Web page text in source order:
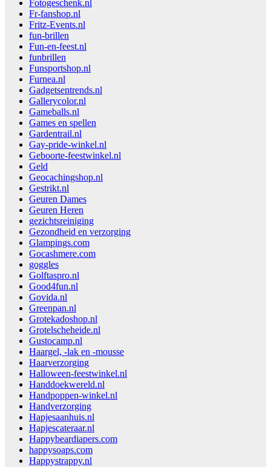
Fotogeschenk.nl
Fr-fanshop.nl
Fritz-Events.nl
fun-brillen
Fun-en-feest.nl
funbrillen
Funsportshop.nl
Furnea.nl
Gadgetsentrends.nl
Gallerycolor.nl
Gameballs.nl
Games en spellen
Gardentrail.nl
Gay-pride-winkel.nl
Geboorte-feestwinkel.nl
Geld
Geocachingshop.nl
Gestrikt.nl
Geuren Dames
Geuren Heren
gezichtsreiniging
Gezondheid en verzorging
Glampings.com
Gocashmere.com
goggles
Golftaspro.nl
Good4fun.nl
Govida.nl
Greenpan.nl
Grotekadoshop.nl
Grotelscheheide.nl
Gustocamp.nl
Haargel, -lak en -mousse
Haarverzorging
Halloween-feestwinkel.nl
Handdoekwereld.nl
Handpoppen-winkel.nl
Handverzorging
Hapjesaanhuis.nl
Hapjescateraar.nl
Happybeardiapers.com
happysoaps.com
Happystrappy.nl